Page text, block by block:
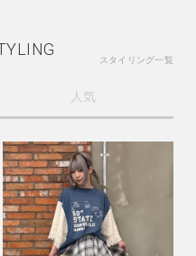
スタイリング一覧
人気